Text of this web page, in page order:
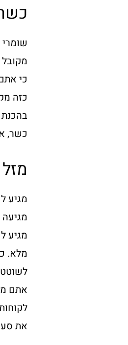
שומרי
מקובל
כי
כזה
כשר,
מגיע
מגיע
מלא.
אתם
את